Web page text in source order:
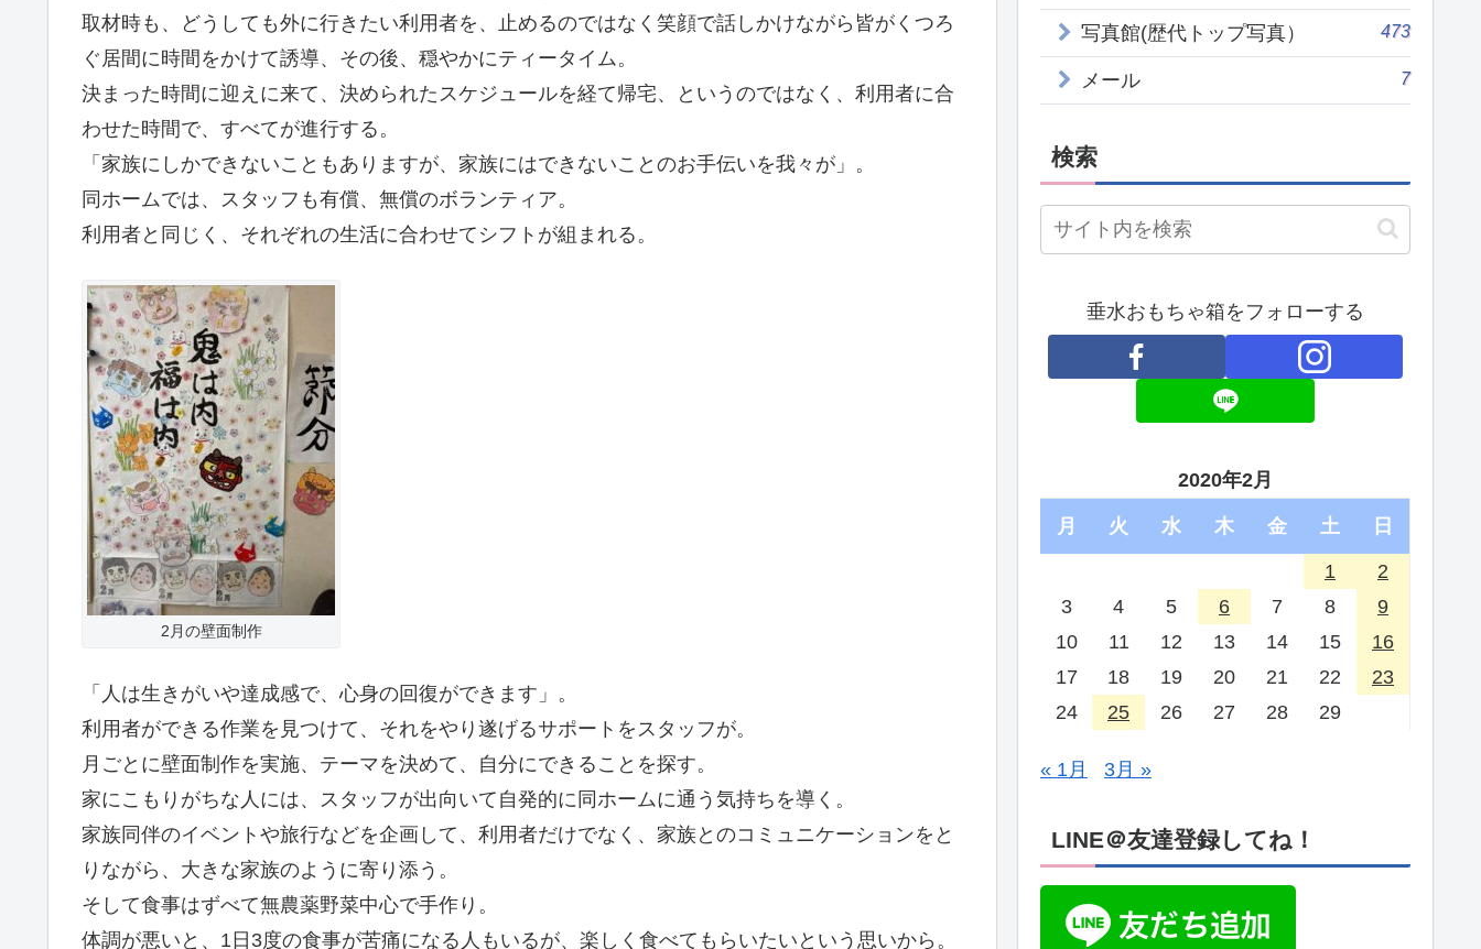
取材時も、どうしても外に行きたい利用者を、止めるのではなく笑顔で話しかけながら皆がくつろ
ぐ居間に時間をかけて誘導、その後、穏やかにティータイム。
決まった時間に迎えに来て、決められたスケジュールを経て帰宅、というのではなく、利用者に合
わせた時間で、すべてが進行する。
「家族にしかできないこともありますが、家族にはできないことのお手伝いを我々が」。
同ホームでは、スタッフも有償、無償のボランティア。
利用者と同じく、それぞれの生活に合わせてシフトが組まれる。
2月の壁面制作
「人は生きがいや達成感で、心身の回復ができます」。
利用者ができる作業を見つけて、それをやり遂げるサポートをスタッフが。
月ごとに壁面制作を実施、テーマを決めて、自分にできることを探す。
家にこもりがちな人には、スタッフが出向いて自発的に同ホームに通う気持ちを導く。
家族同伴のイベントや旅行などを企画して、利用者だけでなく、家族とのコミュニケーションをと
りながら、大きな家族のように寄り添う。
そして食事はずべて無農薬野菜中心で手作り。
体調が悪いと、1日3度の食事が苦痛になる人もいるが、楽しく食べてもらいたいという思いから。
写真館(歴代トップ写真） 473
メール 7
検索
垂水おもちゃ箱をフォローする
2020年2月
月 火 水 木 金 土 日
1
2
3
4 5 6 7 8
9
10
11 12 13 14 15
16
17
18 19 20 21 22
23
24
25 26 27 28 29
« 1月 3月 »
LINE＠友達登録してね！